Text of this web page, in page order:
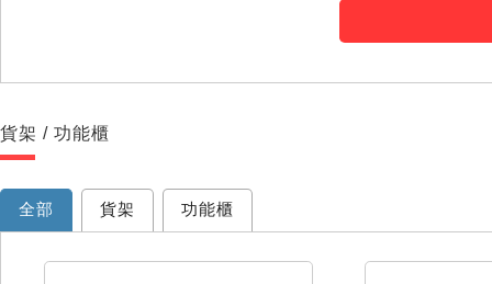
貨架 / 功能櫃
全部 貨架 功能櫃